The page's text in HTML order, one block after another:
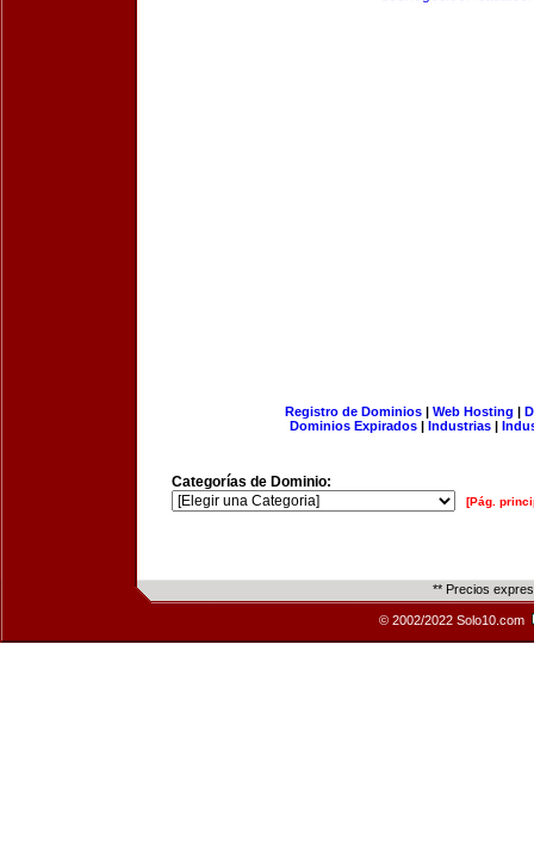
Registro de Dominios| Web Hosting |
Dominios Expirados | Industrias |
Categorías de Dominio:
[Pág.
** Precios
© 2002/2022 Solo10.com